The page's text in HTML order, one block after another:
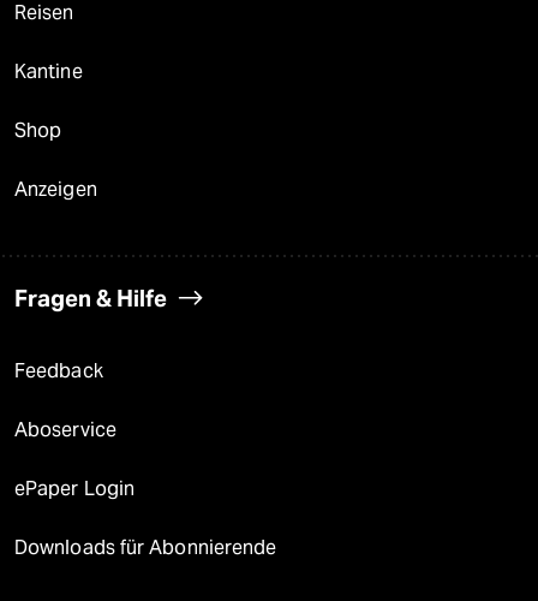
Reisen
Kantine
Shop
Anzeigen
Fragen & Hilfe
Feedback
Aboservice
ePaper Login
Downloads für Abonnierende